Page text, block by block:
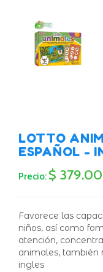
LOTTO
ESPAÑOL -
Precio: $ 379.00
Favorece las
niños, así como
atención,
animales, también
ingles